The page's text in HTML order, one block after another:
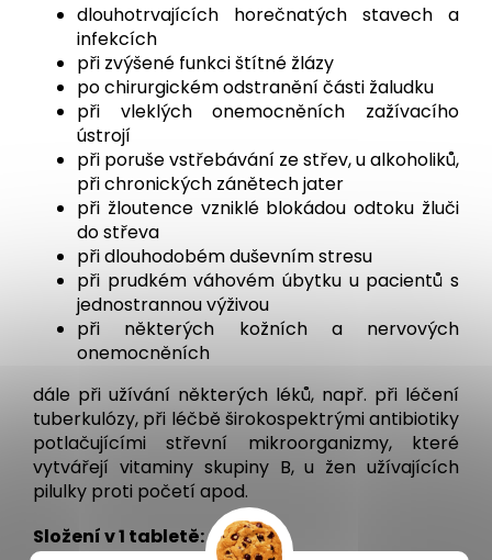
dlouhotrvajících horečnatých stavech a
infekcích
při zvýšené funkci štítné žlázy
po chirurgickém odstranění části žaludku
při vleklých onemocněních zažívacího
ústrojí
při poruše vstřebávání ze střev, u alkoholiků,
při chronických zánětech jater
při žloutence vzniklé blokádou odtoku žluči
do střeva
při dlouhodobém duševním stresu
při prudkém váhovém úbytku u pacientů s
jednostrannou výživou
při některých kožních a nervových
onemocněních
dále při užívání některých léků, např. při léčení
tuberkulózy, při léčbě širokospektrými antibiotiky
potlačujícími střevní mikroorganizmy, které
vytvářejí vitaminy skupiny B, u žen užívajících
pilulky proti početí apod.
Složení v 1 tabletě: